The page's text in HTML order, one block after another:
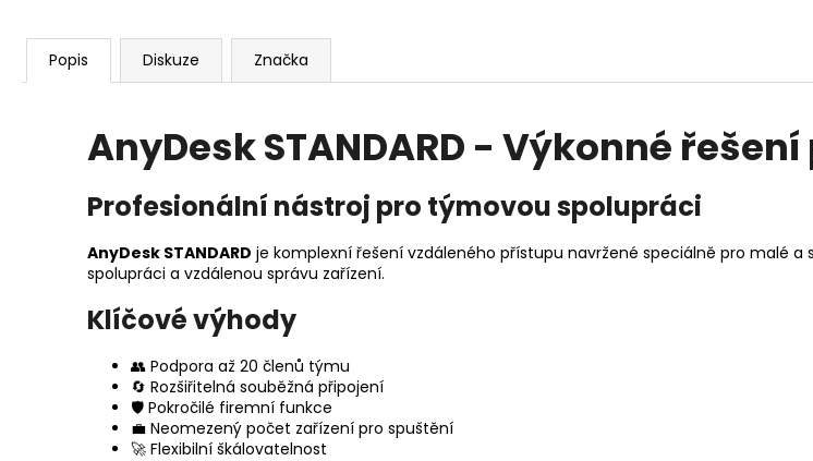
Popis Diskuze Značka
AnyDesk STANDARD - Výkonné
Profesionální nástroj pro týmovou spolupráci
AnyDesk STANDARD je komplexní řešení vzdáleného přístupu navržené speciálně pro malé
spolupráci a vzdálenou správu zařízení.
Klíčové výhody
👥 Podpora až 20 členů týmu
🔄 Rozšiřitelná souběžná připojení
🛡️ Pokročilé firemní funkce
💼 Neomezený počet zařízení pro spuštění
🚀 Flexibilní škálovatelnost